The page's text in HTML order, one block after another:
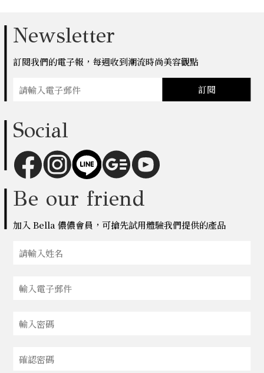
Newsletter
訂閱我們的電子報，每週收到潮流時尚美容觀點
訂閱
Social
Be our friend
加入 Bella 儂儂會員，可搶先試用體驗我們提供的產品